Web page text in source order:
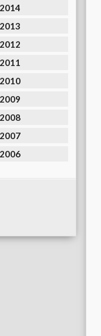
2014
2013
2012
2011
2010
2009
2008
2007
2006